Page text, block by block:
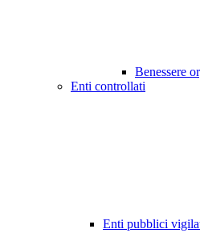
Benessere
Enti controllati
Enti pubblici